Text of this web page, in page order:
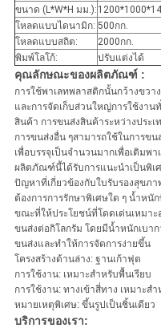
ขนาด (L*W*H มม.):
โหลดแบบไดนามิก: 500กก.
โหลดแบบสถิต:
2000กก.
พิมพ์โลโก้:
ปรับแต่งได้
คุณลักษณะของผลิตภัณฑ์ :
การใช้พาเลทพลาสติกนั้นกว้างขว
และการจัดเก็บส่วนใหญ่การใช้งา
สินค้า การขนส่งสินค้าระหว่างประ
การขนส่งอื่น ๆสามารถใช้ในการข
เพื่อบรรจุเป็นจำนวนมากเพื่อเติมพา
ผลิตภัณฑ์นี้ได้รับการแนะนำเป็นพิเ
ปัญหาที่เกี่ยวข้องกับใบรับรองสุขภ
ต้องการการรักษาพิเศษใด ๆ น้ำหนั
ขณะที่ให้ประโยชน์ที่โดดเด่นเหมา
ขนส่งต่อกิโลกรัม โดยมีน้ำหนักเบา
ขนส่งและทำให้การจัดการง่ายขึ้น
โครงสร้างด้านล่าง: ฐานเก้าฟุต
การใช้งาน: เหมาะสำหรับพื้นเรียบ
การใช้งาน: ทางเข้าสี่ทาง เหมาะส
หมายเหตุพิเศษ: ขึ้นรูปเป็นชิ้นเดียว
บริการของเรา: